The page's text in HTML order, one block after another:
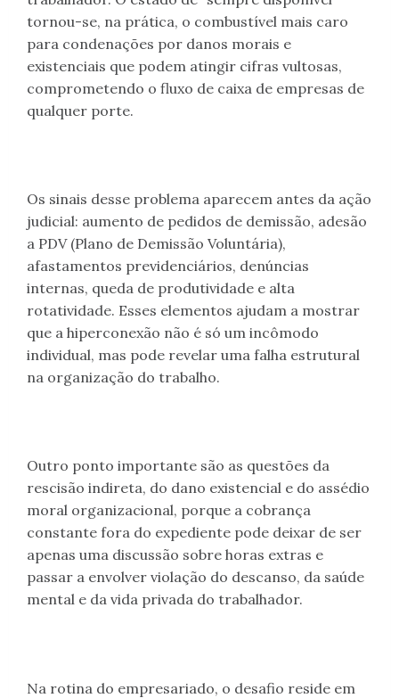
tornou-se, na prática, o combustível mais caro
para condenações por danos morais e
existenciais que podem atingir cifras vultosas,
comprometendo o fluxo de caixa de empresas de
qualquer porte.
Os sinais desse problema aparecem antes da ação
judicial: aumento de pedidos de demissão, adesão
a PDV (Plano de Demissão Voluntária),
afastamentos previdenciários, denúncias
internas, queda de produtividade e alta
rotatividade. Esses elementos ajudam a mostrar
que a hiperconexão não é só um incômodo
individual, mas pode revelar uma falha estrutural
na organização do trabalho.
Outro ponto importante são as questões da
rescisão indireta, do dano existencial e do assédio
moral organizacional, porque a cobrança
constante fora do expediente pode deixar de ser
apenas uma discussão sobre horas extras e
passar a envolver violação do descanso, da saúde
mental e da vida privada do trabalhador.
Na rotina do empresariado, o desafio reside em